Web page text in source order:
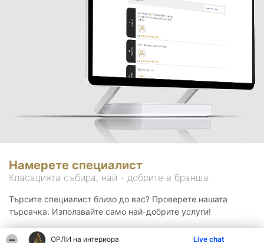
ОРЛИ на интериора Live chat
Намерете специалист
Класацията събира, най - добрите в бранша.
Търсите специалист близо до вас? Проверете нашата
търсачка. Използвайте само най-добрите услуги!